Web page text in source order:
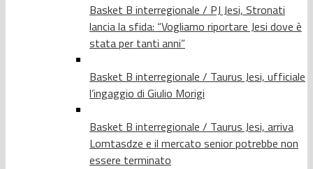
Basket B interregionale / PJ Jesi, Stronati
lancia la sfida: “Vogliamo riportare Jesi dove è
stata per tanti anni”
Basket B interregionale / Taurus Jesi, ufficiale
l’ingaggio di Giulio Morigi
Basket B interregionale / Taurus Jesi, arriva
Lomtasdze e il mercato senior potrebbe non
essere terminato